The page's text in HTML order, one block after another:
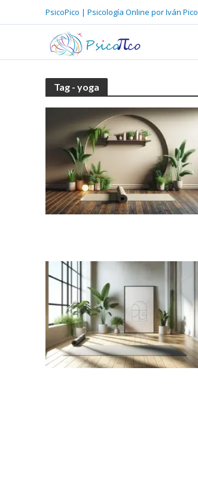
PsicoPico | Psicología Online por Iván Pico
Tag - yoga